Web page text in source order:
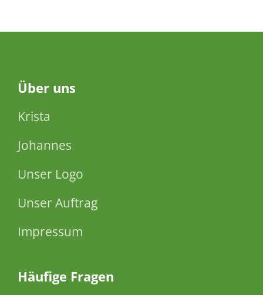
Über uns
Krista
Johannes
Unser Logo
Unser Auftrag
Impressum
Häufige Fragen